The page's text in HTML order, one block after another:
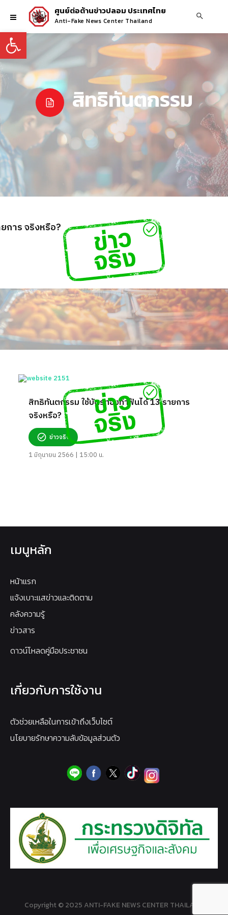
Open toolbar
ศูนย์ต่อต้านข่าวปลอม ประเทศไทย
Anti-Fake News Center Thailand
สิทธิทันตกรรม
การ จริงหรือ?
สิทธิทันตกรรม ใช้บัตรทองทำฟันได้ 13 รายการ
จริงหรือ?
ข่าวจริง
1 มิถุนายน 2566 | 15:00 น.
เมนูหลัก
หน้าแรก
แจ้งเบาะแสข่าวและติดตาม
คลังความรู้
ข่าวสาร
ดาวน์โหลดคู่มือประชาชน
เกี่ยวกับการใช้งาน
ตัวช่วยเหลือในการเข้าถึงเว็บไซต์
นโยบายรักษาความลับข้อมูลส่วนตัว
Copyright © 2025 ANTI-FAKE NEWS CENTER THAILAND